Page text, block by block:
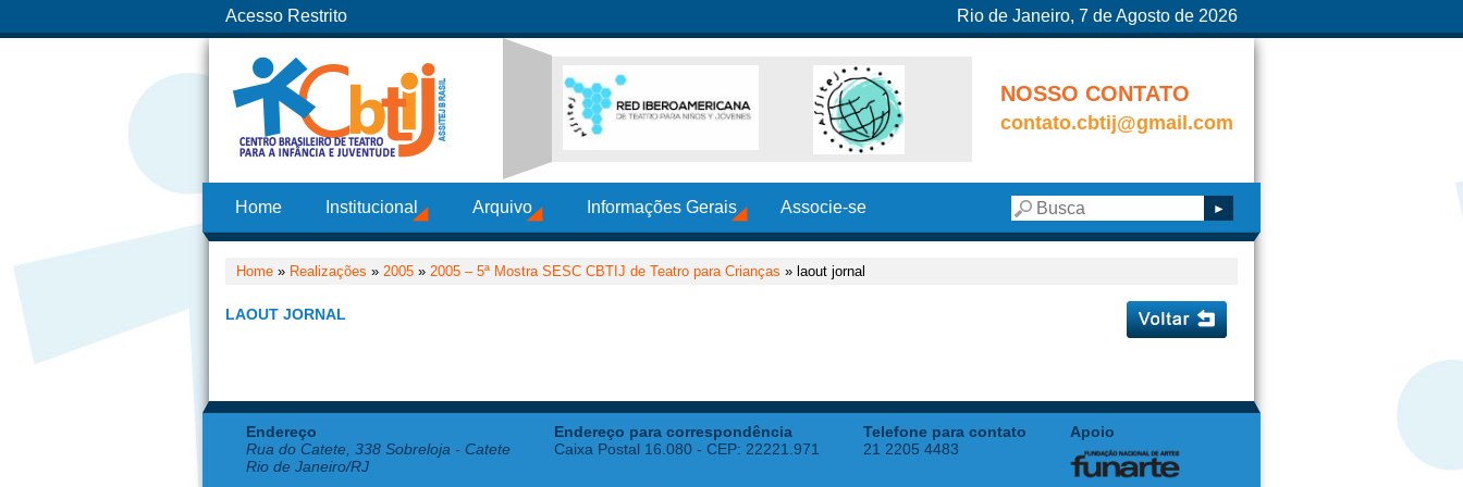
Acesso Restrito Rio de Janeiro, 7 de Agosto de 2026
NOSSO CONTATO
contato.cbtij@gmail.com
Home Institucional Arquivo Informações Gerais Associe-se
Home » Realizações » 2005 » 2005 – 5ª Mostra SESC CBTIJ de Teatro para Crianças » laout jornal
LAOUT JORNAL
Endereço
Rua do Catete, 338 Sobreloja - Catete
Rio de Janeiro/RJ
Endereço para correspondência
Caixa Postal 16.080 - CEP: 22221.971
Telefone para contato
21 2205 4483
Apoio